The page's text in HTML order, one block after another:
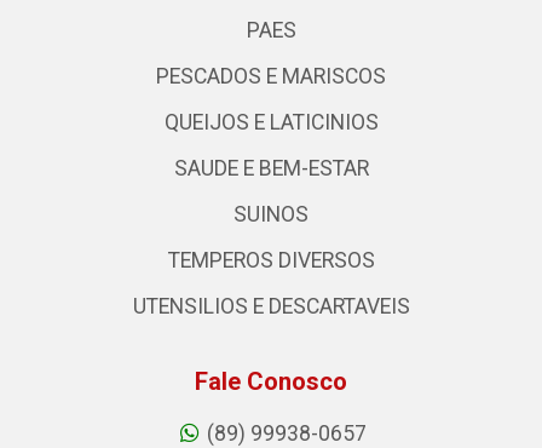
PAES
PESCADOS E MARISCOS
QUEIJOS E LATICINIOS
SAUDE E BEM-ESTAR
SUINOS
TEMPEROS DIVERSOS
UTENSILIOS E DESCARTAVEIS
Fale Conosco
(89) 99938-0657